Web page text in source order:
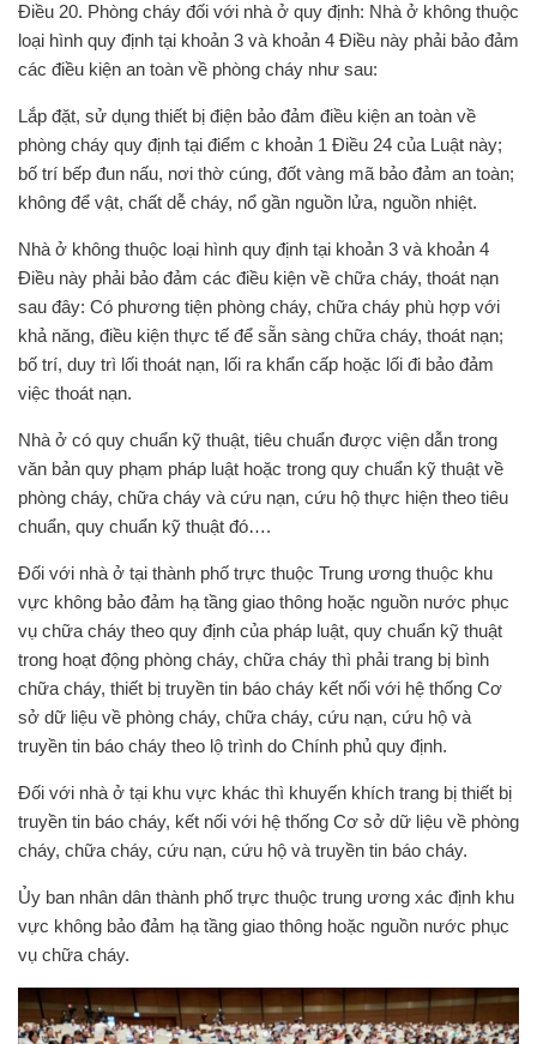
Điều 20. Phòng cháy đối với nhà ở quy định: Nhà ở không thuộc
loại hình quy định tại khoản 3 và khoản 4 Điều này phải bảo đảm
các điều kiện an toàn về phòng cháy như sau:
Lắp đặt, sử dụng thiết bị điện bảo đảm điều kiện an toàn về
phòng cháy quy định tại điểm c khoản 1 Điều 24 của Luật này;
bố trí bếp đun nấu, nơi thờ cúng, đốt vàng mã bảo đảm an toàn;
không để vật, chất dễ cháy, nổ gần nguồn lửa, nguồn nhiệt.
Nhà ở không thuộc loại hình quy định tại khoản 3 và khoản 4
Điều này phải bảo đảm các điều kiện về chữa cháy, thoát nạn
sau đây: Có phương tiện phòng cháy, chữa cháy phù hợp với
khả năng, điều kiện thực tế để sẵn sàng chữa cháy, thoát nạn;
bố trí, duy trì lối thoát nạn, lối ra khẩn cấp hoặc lối đi bảo đảm
việc thoát nạn.
Nhà ở có quy chuẩn kỹ thuật, tiêu chuẩn được viện dẫn trong
văn bản quy phạm pháp luật hoặc trong quy chuẩn kỹ thuật về
phòng cháy, chữa cháy và cứu nạn, cứu hộ thực hiện theo tiêu
chuẩn, quy chuẩn kỹ thuật đó….
Đối với nhà ở tại thành phố trực thuộc Trung ương thuộc khu
vực không bảo đảm hạ tầng giao thông hoặc nguồn nước phục
vụ chữa cháy theo quy định của pháp luật, quy chuẩn kỹ thuật
trong hoạt động phòng cháy, chữa cháy thì phải trang bị bình
chữa cháy, thiết bị truyền tin báo cháy kết nối với hệ thống Cơ
sở dữ liệu về phòng cháy, chữa cháy, cứu nạn, cứu hộ và
truyền tin báo cháy theo lộ trình do Chính phủ quy định.
Đối với nhà ở tại khu vực khác thì khuyến khích trang bị thiết bị
truyền tin báo cháy, kết nối với hệ thống Cơ sở dữ liệu về phòng
cháy, chữa cháy, cứu nạn, cứu hộ và truyền tin báo cháy.
Ủy ban nhân dân thành phố trực thuộc trung ương xác định khu
vực không bảo đảm hạ tầng giao thông hoặc nguồn nước phục
vụ chữa cháy.